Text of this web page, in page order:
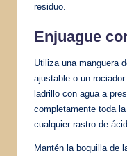
residuo.
Enjuague
Utiliza una manguera
ajustable o un
ladrillo con agua a
completamente toda
cualquier rastro de
Mantén la boquilla de